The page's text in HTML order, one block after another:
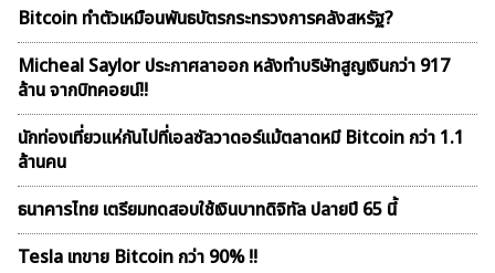
Bitcoin ทำตัวเหมือนพันธบัตรกระทรวงการคลังสหรัฐ?
Micheal Saylor ประกาศลาออก หลังทำบริษัทสูญเงินกว่า 917
ล้าน จากบิทคอยน์!!
นักท่องเที่ยวแห่กันไปที่เอลซัลวาดอร์แม้ตลาดหมี Bitcoin กว่า 1.1
ล้านคน
ธนาคารไทย เตรียมทดสอบใช้เงินบาทดิจิทัล ปลายปี 65 นี้
Tesla เทขาย Bitcoin กว่า 90% !!